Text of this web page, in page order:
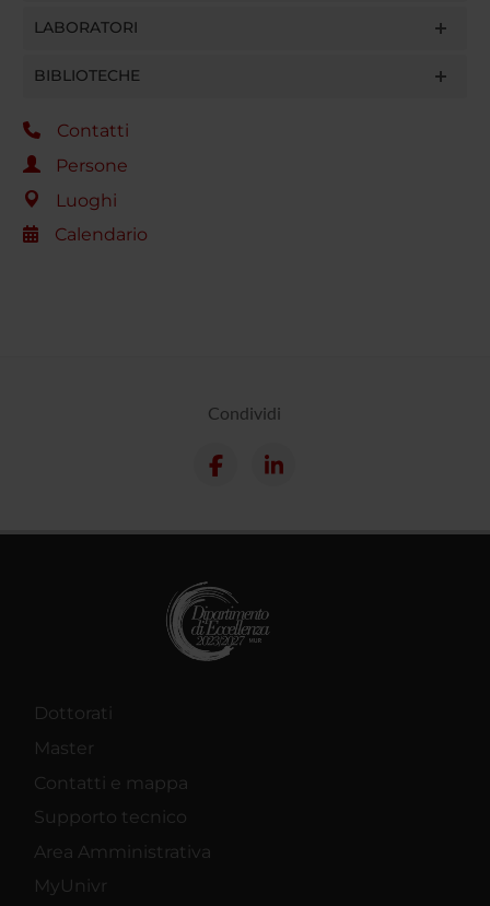
LABORATORI
BIBLIOTECHE
Contatti
Persone
Luoghi
Calendario
Condividi
Dottorati
Master
Contatti e mappa
Supporto tecnico
Area Amministrativa
MyUnivr